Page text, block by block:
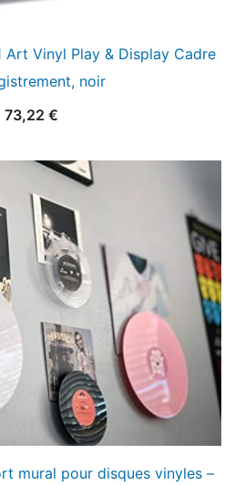
Art Vinyl Play & Display Cadre
noir
73,22 €
mural pour disques vinyles –